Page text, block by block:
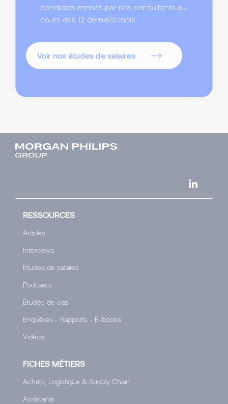
candidats menés par nos consultants au
cours des 12 derniers mois.
Voir nos études de salaires
RESSOURCES
Articles
Interviews
Études de salaires
Podcasts
Études de cas
Enquêtes - Rapports - E-books
Vidéos
FICHES MÉTIERS
Achats, Logistique & Supply Chain
Assistanat